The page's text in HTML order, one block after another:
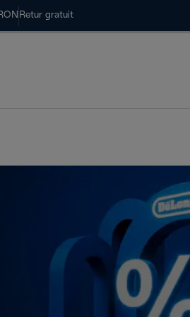
Retur gratuit